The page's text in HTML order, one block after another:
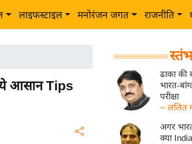
लाइफस्टाइल मनोरंजन जगत राजनीति
ये आसान Tips
स्तंभ
ढाका की
भारत-
परीक्षा
~ ललित
अगर
क्या